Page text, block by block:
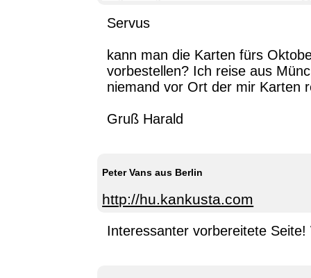
Servus
kann man die Karten fürs
vorbestellen? Ich reise aus
niemand vor Ort der mir Karten
Gruß Harald
Peter Vans aus Berlin
http://hu.kankusta.com
Interessanter vorbereitete